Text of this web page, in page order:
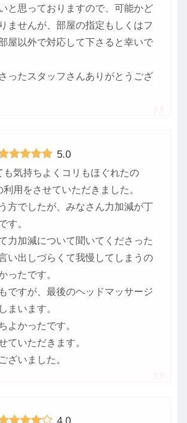
と思っておりますので、可能かど
ませんが、部屋の指定もしくはフ
屋以外で対応して下さると幸いで
ったスタッフさんありがとうござ
5.0
も気持ちよくコリもほぐれたの
用をさせていただきました。
方でしたが、みなさん力加減が丁
す。
力加減について聞いてくださった
い出しづらくて我慢してしまうの
ったです。
ですが、最後のヘッドマッサージ
まいます。
よかったです。
ていただきます。
ざいました。